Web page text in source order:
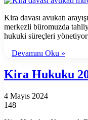
Kira davası avukatı
merkezli büromuzda
hukuki süreçleri
Devamını Oku »
Kira Hukuku
4 Mayıs 2024
148